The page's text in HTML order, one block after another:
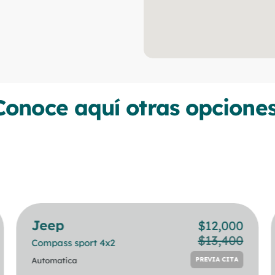
aquí otras
Jeep
Compass sport 4x2
Automatica
$13,400
$12,000
PREVIA CITA
BMW
218i Gran Coupe
Automatica
$24,000
PREVIA CITA